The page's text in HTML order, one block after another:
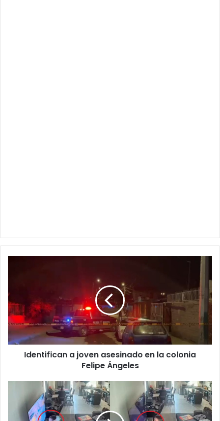
asesinado
en
la
colonia
Felipe
Ángeles
Identifican a joven asesinado en la colonia
Felipe Ángeles
rompe
televisor